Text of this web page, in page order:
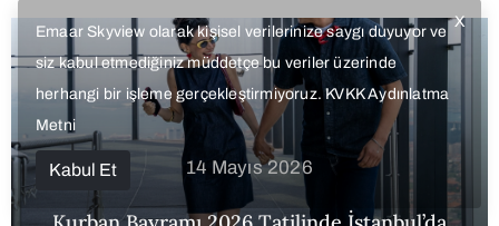
14 Mayıs 2026
X
Emaar Skyview olarak kişisel verilerinize saygı duyuyor ve
siz kabul etmediğiniz müddetçe bu veriler üzerinde
herhangi bir işleme gerçekleştirmiyoruz.KVKK Aydınlatma
Metni
Kabul Et